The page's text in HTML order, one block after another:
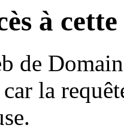
à
de
la